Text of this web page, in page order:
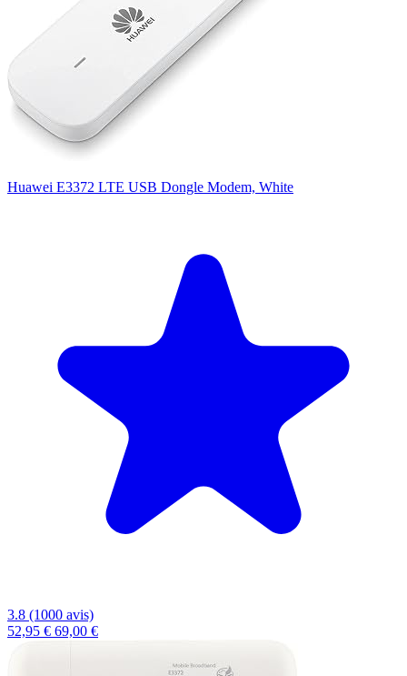
Huawei E3372 LTE USB Dongle Modem, White
3.8 (1000 avis)
52,95 € 69,00 €